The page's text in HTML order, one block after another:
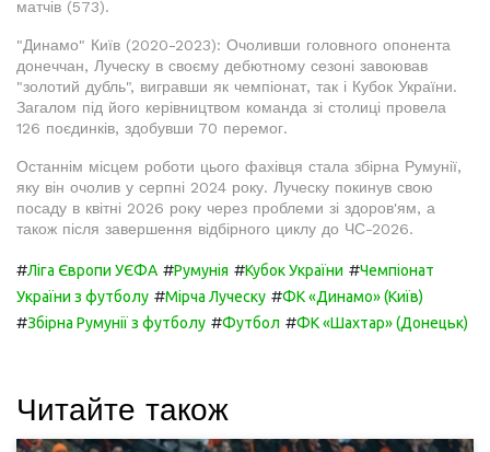
матчів (573).
"Динамо" Київ (2020-2023): Очоливши головного опонента
донеччан, Луческу в своєму дебютному сезоні завоював
"золотий дубль", вигравши як чемпіонат, так і Кубок України.
Загалом під його керівництвом команда зі столиці провела
126 поєдинків, здобувши 70 перемог.
Останнім місцем роботи цього фахівця стала збірна Румунії,
яку він очолив у серпні 2024 року. Луческу покинув свою
посаду в квітні 2026 року через проблеми зі здоров'ям, а
також після завершення відбірного циклу до ЧС-2026.
#Ліга Європи УЄФА #Румунія #Кубок України #Чемпіонат
України з футболу #Мірча Луческу #ФК «Динамо» (Київ)
#Збірна Румунії з футболу #Футбол #ФК «Шахтар» (Донецьк)
Читайте також